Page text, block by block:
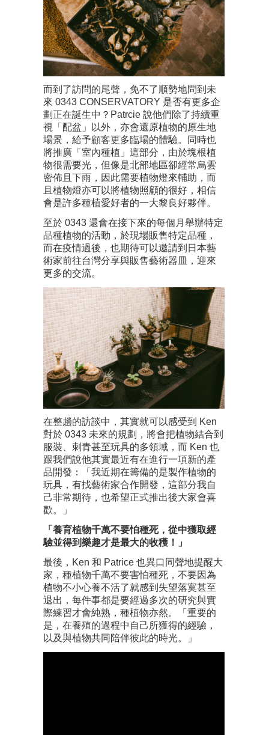
而到了訪問的尾聲，免不了順勢地問到未
來 0343 CONSERVATORY 是否有更多企
劃正在誕生中？Patrcie 說他們除了持續重
視「配盆」以外，亦會還原植物的原生地
場景，給予顧客更多臨場的體驗。同時也
將推廣「室內種植」這部分，由於塊根植
物很需要光，但像是北部地區卻經常烏雲
密佈且下雨，因此需要植物燈來輔助，而
且植物燈亦可以將植物照顧的很好，相信
會是許多種植愛好者的一大黎良好夥伴。
至於 0343 還會在接下來的每個月舉辦特定
品種植物的活動，於現場販售特定品種，
而在疫情過後，也期待可以邀請到日本藝
術家前往台灣分享與販售藝術器皿，迎來
更多的交流。
在整趟的訪談中，其實就可以感受到 Ken
對於 0343 未來的規劃，將會把植物結合到
服裝、刺青甚至玩具的多領域，而 Ken 也
跟我們說他其實最近有在進行一項新的產
品開發：「我近期在籌備的是製作植物的
玩具，有找藝術家合作開發，這部分我自
己非常期待，也希望正式推出後大家會喜
歡。」
「養育植物千萬不要怕種死，從中獲取經
驗並得到樂趣才是最大的收穫！」
最後，Ken 和 Patrice 也異口同聲地提醒大
家，種植物千萬不要害怕種死，不要因為
植物不小心養不活了就感到失望落寞甚至
退出，每件事都是要經過多次的研究與實
際練習才會純熟，種植物亦然。「重要的
是，在養殖的過程中自己所獲得的經驗，
以及與植物共同陪伴彼此的時光。」